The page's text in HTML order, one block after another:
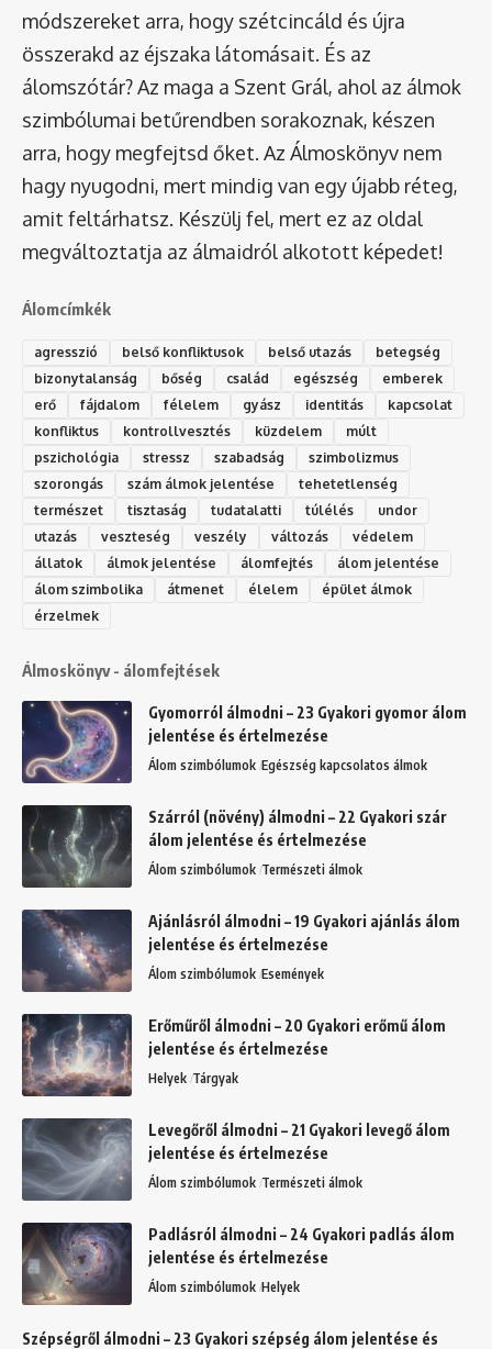
módszereket arra, hogy szétcincáld és újra
összerakd az éjszaka látomásait. És az
álomszótár? Az maga a Szent Grál, ahol az álmok
szimbólumai betűrendben sorakoznak, készen
arra, hogy megfejtsd őket. Az Álmoskönyv nem
hagy nyugodni, mert mindig van egy újabb réteg,
amit feltárhatsz. Készülj fel, mert ez az oldal
megváltoztatja az álmaidról alkotott képedet!
Álomcímkék
agresszió belső konfliktusok belső utazás
betegség
bizonytalanság
bőség család egészség
emberek
erő
fájdalom félelem gyász identitás
kapcsolat
konfliktus
kontrollvesztés küzdelem
múlt
pszichológia
stressz szabadság
szimbolizmus
szorongás
szám álmok jelentése
tehetetlenség
természet
tisztaság tudatalatti túlélés
undor
utazás
veszteség veszély változás
védelem
állatok
álmok jelentése álomfejtés
álom jelentése
álom szimbolika
átmenet élelem
épület álmok
érzelmek
Álmoskönyv - álomfejtések
Gyomorról álmodni – 23 Gyakori gyomor álom
jelentése és értelmezése
Álom szimbólumok Egészség kapcsolatos álmok
Szárról (növény) álmodni – 22 Gyakori szár
álom jelentése és értelmezése
Álom szimbólumok Természeti álmok
Ajánlásról álmodni – 19 Gyakori ajánlás álom
jelentése és értelmezése
Álom szimbólumok Események
Erőműről álmodni – 20 Gyakori erőmű álom
jelentése és értelmezése
Helyek Tárgyak
Levegőről álmodni – 21 Gyakori levegő álom
jelentése és értelmezése
Álom szimbólumok Természeti álmok
Padlásról álmodni – 24 Gyakori padlás álom
jelentése és értelmezése
Álom szimbólumok Helyek
Szépségről álmodni – 23 Gyakori szépség álom jelentése és